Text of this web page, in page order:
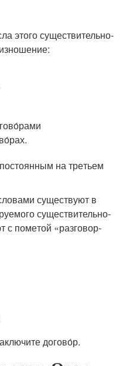
это­го суще­стви­тель­но­
на тре­тьем
суще­ству­ют в
суще­стви­тель­но­
с поме­той «раз­го­вор­
догово́р.